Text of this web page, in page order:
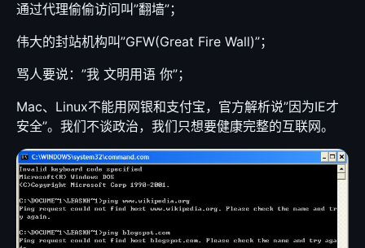
通过代理偷偷访问叫”翻墙”；
伟大的封站机构叫”GFW(Great Fire Wall)”；
骂人要说：”我 文明用语 你”；
Mac、Linux不能用网银和支付宝，官方解析说”因为IE才
安全”。我们不谈政治，我们只想要健康完整的互联网。